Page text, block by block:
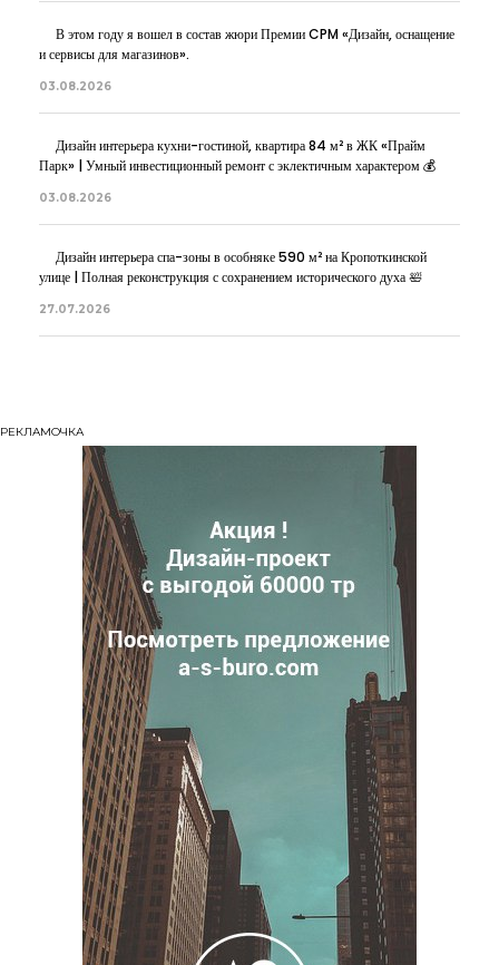
В этом году я вошел в состав жюри Премии CPM «Дизайн, оснащение
и сервисы для магазинов».
03.08.2026
Дизайн интерьера кухни-гостиной, квартира 84 м² в ЖК «Прайм
Парк» | Умный инвестиционный ремонт с эклектичным характером 💰
03.08.2026
Дизайн интерьера спа-зоны в особняке 590 м² на Кропоткинской
улице | Полная реконструкция с сохранением исторического духа 🛀
27.07.2026
РЕКЛАМОЧКА